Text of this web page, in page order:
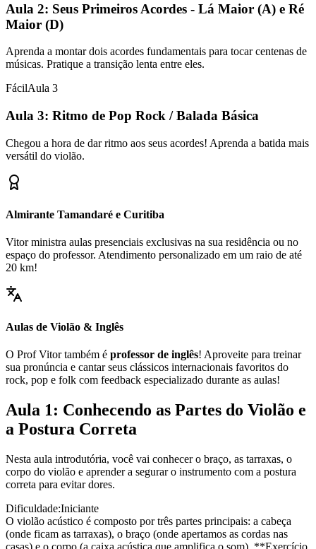
Aula 2: Seus Primeiros Acordes - Lá Maior (A) e Ré
Maior (D)
Aprenda a montar dois acordes fundamentais para tocar centenas de
músicas. Pratique a transição lenta entre eles.
FácilAula 3
Aula 3: Ritmo de Pop Rock / Balada Básica
Chegou a hora de dar ritmo aos seus acordes! Aprenda a batida mais
versátil do violão.
Almirante Tamandaré e Curitiba
Vitor ministra aulas presenciais exclusivas na sua residência ou no
espaço do professor. Atendimento personalizado em um raio de até
20 km!
Aulas de Violão & Inglês
O Prof Vitor também é professor de inglês! Aproveite para treinar
sua pronúncia e cantar seus clássicos internacionais favoritos do
rock, pop e folk com feedback especializado durante as aulas!
Aula 1: Conhecendo as Partes do Violão e
a Postura Correta
Nesta aula introdutória, você vai conhecer o braço, as tarraxas, o
corpo do violão e aprender a segurar o instrumento com a postura
correta para evitar dores.
Dificuldade:Iniciante
O violão acústico é composto por três partes principais: a cabeça
(onde ficam as tarraxas), o braço (onde apertamos as cordas nas
casas) e o corpo (a caixa acústica que amplifica o som). **Exercício